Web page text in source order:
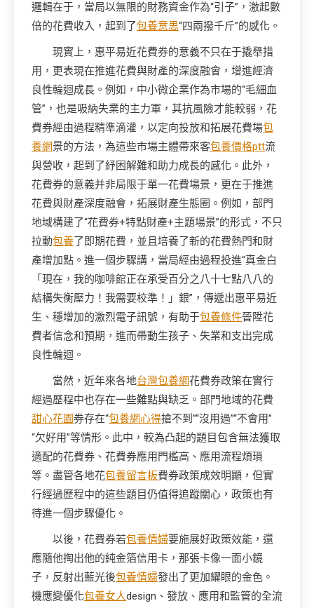
邏輯在于，當局以無限的財務資金作為“引子”，激起數
倍的花費收入，起到了包養意思“四兩撥千斤”的感化。
現實上，惠平易近花費券的意義不只在于撬舉措
用，更表現在推進花費與財產的深度融會，增進經濟
良性輪迴成長。例如，中小微企業作為市場的“毛細血
管”，也是吸納失業的主力軍，其抗風險才能較弱，花
費券經由過程精準滴灌，以定向投放和拓展花費場包
養網景的方法，為這些市場主體帶來客包養價格ptt流
與營收，起到了紓困解難和助力成長的感化。此外，
花費券的意義并非局限于單一花費場景，更在于推進
花費與財產深度融會，拓展財產生態圈。例如，部門
地域構建了“花費券+特點財產+主題場景”的形式，不只
拉動包養了即期花費，並且培養了新的花費熱門和財
產增加點。進一個步驟講，當局經由過程投進“真金白
「現在，我的咖啡館正在承受百分之八十七點八八的
結構失衡壓力！我需要校準！」銀”，傳遞出惠平易近
生、穩增加的激烈電子訊號，有助于包養條件晉陞花
費者信念和預期，進而帶動生孩子、失業和支出完成
良性輪迴。
當然，近年來各地台灣包養網花費券政策在實行
經過歷程中也存在一些難點與缺乏。部門地域的花費
甜心花園券存在“包養網心得搶不到”“沒用過”“不會用”
“欠好用”等情形。此中，較為凸起的題目包含無法獲取
適配的花費券、花費券應用門檻高、應用流程煩瑣
等。盡管各地花包養留言板費券政策成效明顯，但實
行經過歷程中的這些題目仍值得追蹤關心，政策也有
待進一個步驟優化。
以後，花費券若包養情婦要施展好政策效能，還
應隨他掏出他的純金箔信用卡，那張卡像一面小鏡
子，反射出藍光後包養情婦發出了更加耀眼的金色。
機應變優化包養女人design、發放、應用和監管的全流